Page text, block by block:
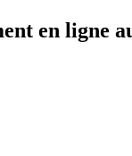
en ligne